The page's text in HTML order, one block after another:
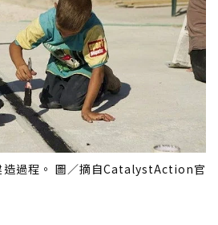
造過程。 圖／摘自CatalystAction官